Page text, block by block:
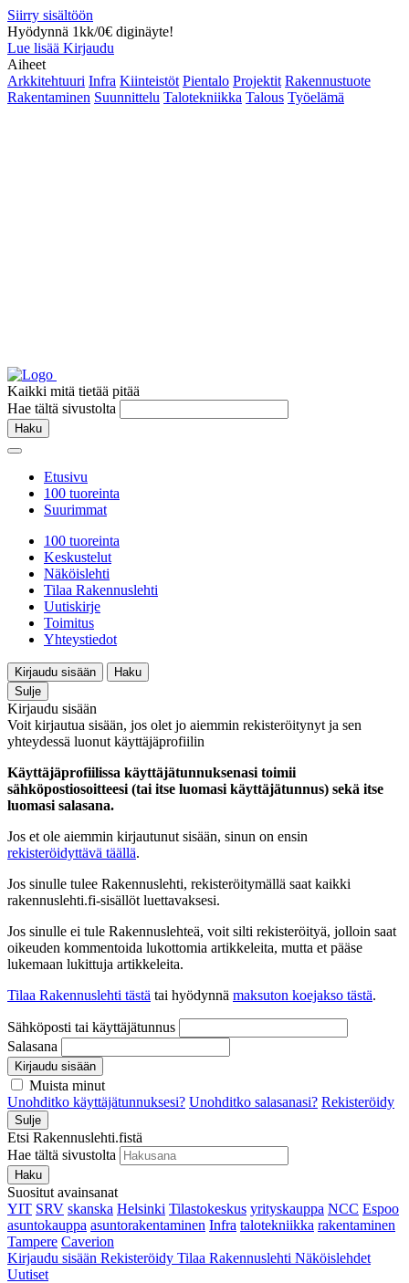
Siirry sisältöön
Hyödynnä 1kk/0€ diginäyte!
Lue lisää Kirjaudu
Aiheet
Arkkitehtuuri Infra Kiinteistöt Pientalo Projektit Rakennustuote
Rakentaminen Suunnittelu Talotekniikka Talous Työelämä
Kaikki mitä tietää pitää
Hae tältä sivustolta
Haku
Etusivu
100 tuoreinta
Suurimmat
100 tuoreinta
Keskustelut
Näköislehti
Tilaa Rakennuslehti
Uutiskirje
Toimitus
Yhteystiedot
Kirjaudu sisään
Haku
Sulje
Kirjaudu sisään
Voit kirjautua sisään, jos olet jo aiemmin rekisteröitynyt ja sen
yhteydessä luonut käyttäjäprofiilin
Käyttäjäprofiilissa käyttäjätunnuksenasi toimii
sähköpostiosoitteesi (tai itse luomasi käyttäjätunnus) sekä itse
luomasi salasana.
Jos et ole aiemmin kirjautunut sisään, sinun on ensin
rekisteröidyttävä täällä.
Jos sinulle tulee Rakennuslehti, rekisteröitymällä saat kaikki
rakennuslehti.fi-sisällöt luettavaksesi.
Jos sinulle ei tule Rakennuslehteä, voit silti rekisteröityä, jolloin saat
oikeuden kommentoida lukottomia artikkeleita, mutta et pääse
lukemaan lukittuja artikkeleita.
Tilaa Rakennuslehti tästä tai hyödynnä maksuton koejakso tästä.
Sähköposti tai käyttäjätunnus
Salasana
Kirjaudu sisään
Muista minut
Unohditko käyttäjätunnuksesi? Unohditko salasanasi? Rekisteröidy
Sulje
Etsi Rakennuslehti.fistä
Hae tältä sivustolta
Haku
Suositut avainsanat
YIT SRV skanska Helsinki Tilastokeskus yrityskauppa NCC Espoo
asuntokauppa asuntorakentaminen Infra talotekniikka rakentaminen
Tampere Caverion
Kirjaudu sisään Rekisteröidy Tilaa Rakennuslehti Näköislehdet
Uutiset